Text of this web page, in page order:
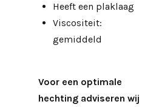
Heeft een plaklaag
Viscositeit:
gemiddeld
Voor een optimale
hechting adviseren wij